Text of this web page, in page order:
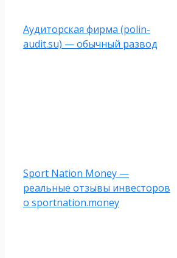
Аудиторская фирма (polin-
audit.su) — обычный развод
Sport Nation Money —
реальные отзывы инвесторов
о sportnation.money